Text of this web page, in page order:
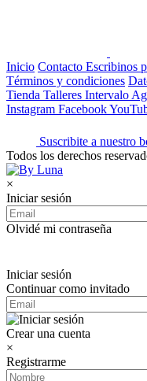
Inicio Contacto Escribinos
Términos y condiciones
Tienda Talleres Intervalo
Instagram Facebook
Suscribite a nuestro
Todos los derechos
×
Iniciar sesión
Olvidé mi contraseña
Iniciar sesión
Continuar como invitado
Crear una cuenta
×
Registrarme